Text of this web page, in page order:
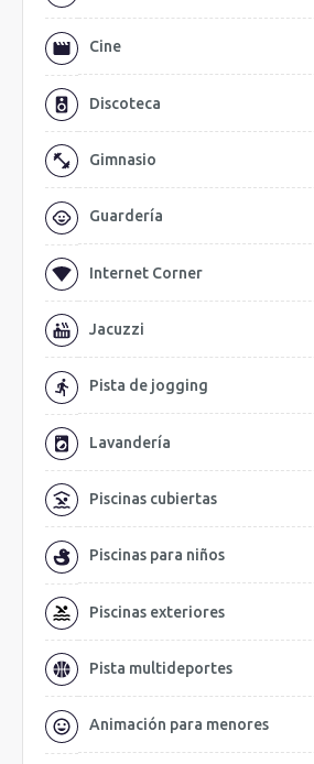
Cine
Discoteca
Gimnasio
Guardería
Internet Corner
Jacuzzi
Pista de jogging
Lavandería
Piscinas cubiertas
Piscinas para niños
Piscinas exteriores
Pista multideportes
Animación para menores